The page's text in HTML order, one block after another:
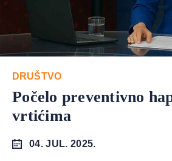
DRUŠTVO
Počelo preventivno
vrtićima
04. JUL. 2025.